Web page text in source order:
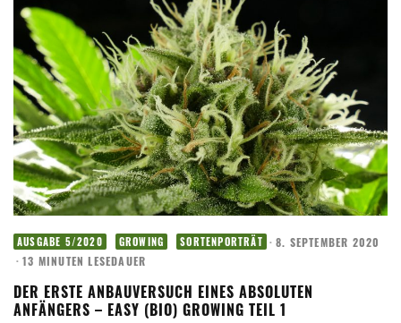
AUSGABE 5/2020 GROWING SORTENPORTRÄT · 8. SEPTEMBER 2020
· 13 MINUTEN LESEDAUER
DER ERSTE ANBAUVERSUCH EINES ABSOLUTEN
ANFÄNGERS – EASY (BIO) GROWING TEIL 1